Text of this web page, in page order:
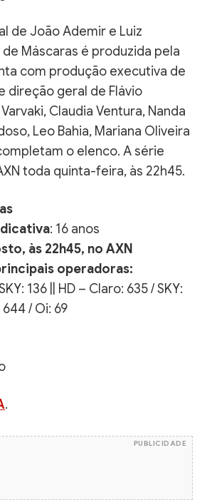
de João Ademir e Luiz
de Máscaras é produzida pela
com produção executiva de
direção geral de Flávio
Claudia Ventura, Nanda
Leo Bahia, Mariana Oliveira
o elenco. A série
toda quinta-feira, às 22h45.
: 16 anos
às 22h45, no AXN
operadoras:
136 || HD – Claro: 635 / SKY:
644 / Oi: 69
.
PUBLICIDADE